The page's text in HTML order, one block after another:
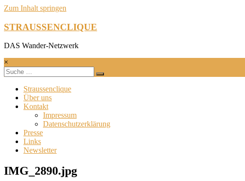
Zum Inhalt springen
STRAUSSENCLIQUE
DAS Wander-Netzwerk
×
Straussenclique
Über uns
Kontakt
Impressum
Datenschutzerklärung
Presse
Links
Newsletter
IMG_2890.jpg